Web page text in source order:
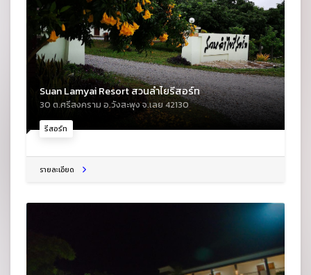
รีสอร์ท
Suan Lamyai Resort สวนลำไยรีสอร์ท
30 ต.ศรีสงคราม อ.วังสะพุง จ.เลย 42130
รายละเอียด